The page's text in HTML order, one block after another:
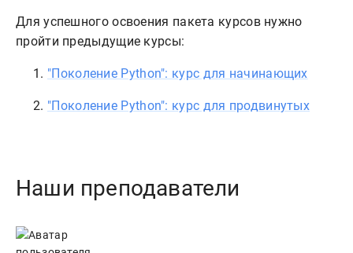
Для успешного освоения пакета курсов нужно
пройти предыдущие курсы:
"Поколение Python": курс для начинающих
"Поколение Python": курс для продвинутых
Наши преподаватели